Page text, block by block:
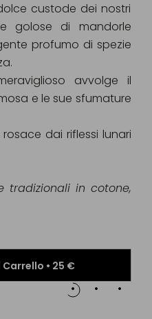
• 25 €
custode dei nostri
golose di mandorle
profumo di spezie
avvolge il
e le sue sfumature
dai riflessi lunari
tradizionali in cotone,